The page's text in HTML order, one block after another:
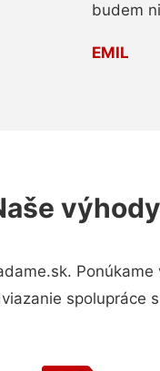
budem
EMIL
výhody
spolupráce